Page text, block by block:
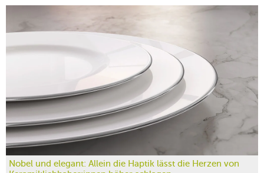
Nobel und elegant: Allein die Haptik lässt die Herzen von